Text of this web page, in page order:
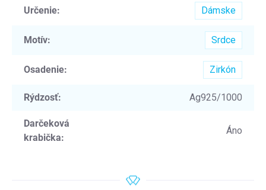
Určenie: Dámske
Motív: Srdce
Osadenie: Zirkón
Rýdzosť: Ag925/1000
Darčeková
krabička:
Áno